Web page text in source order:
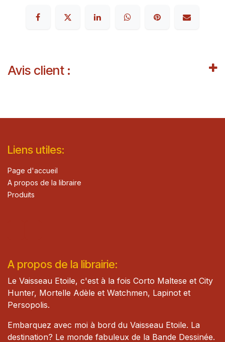
Avis client :
Lie​ns utiles:
Page d'accueil
A propos de la libraire
Produits
A propos de la librairie:
Le Vaisseau Etoile, c'est à la fois Corto Maltese et City
Hunter, Mortelle Adèle et Watch​men, Lapinot et
Persopolis.
Embarquez avec moi à bord du Vaisseau Etoile. La
destination? Le monde fabuleux de la Bande Dessinée.